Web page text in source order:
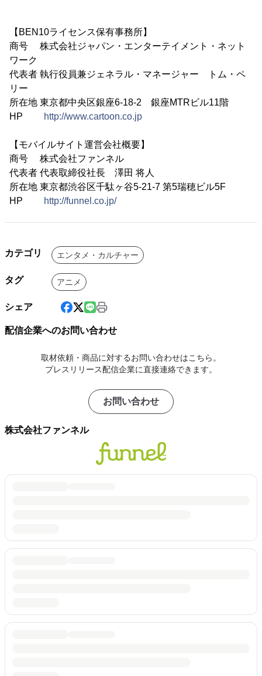
【BEN10ライセンス保有事務所】
商号 株式会社ジャパン・エンターテイメント・ネット
ワーク
代表者 執行役員兼ジェネラル・マネージャー トム・ペ
リー
所在地 東京都中央区銀座6-18-2 銀座MTRビル11階
HP
http://www.cartoon.co.jp
【モバイルサイト運営会社概要】
商号 株式会社ファンネル
代表者 代表取締役社長 澤田 将人
所在地 東京都渋谷区千駄ヶ谷5-21-7 第5瑞穂ビル5F
HP
http://funnel.co.jp/
カテゴリ エンタメ・カルチャー
タグ アニメ
シェア
配信企業へのお問い合わせ
取材依頼・商品に対するお問い合わせはこちら。
プレスリリース配信企業に直接連絡できます。
お問い合わせ
株式会社ファンネル